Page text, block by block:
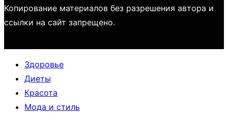
Копирование материалов без разрешения автора и
ссылки на сайт запрещено.
Здоровье
Диеты
Красота
Мода и стиль